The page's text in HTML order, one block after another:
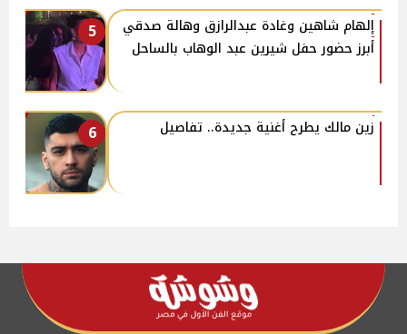
5
إلهام شاهين وغادة عبدالرازق وهالة صدقي
أبرز حضور حفل شيرين عبد الوهاب بالساحل
6 زين مالك يطرح أغنية جديدة.. تفاصيل